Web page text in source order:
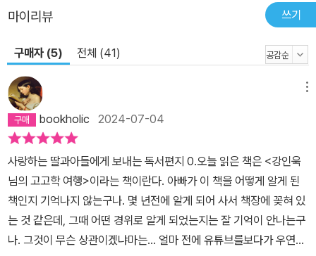
고고학자들로 기억할까. 나로서는 더는 중도나 4대강 같은 발굴의 역
받아들임으로써 인류는 보다 지혜로운 존재로 거듭날 수 있다. 이제
껏 보지도 듣지도 못했던 새롭고 진귀한 유물들이 전해주는 강하고
울림 있는 메시지로 가득한 이 책은 독자들을 새로운 인문학의 세계
로 안내한다. 교양으로 읽어야 할 즐거운 고고학. 삶은 하나의 여행이
며, 고고학은 그 여행을 유쾌하게 해줄 벗이다! 고고학을 공부하려고
관련 책을 펼쳤다가 고리타분하거나 마냥 어렵게만 느껴졌던 적이 있
을 것이다. 구석기시대가 언제 시작되었고, 신석기시대부터 빗살무늬
토기를 사용했고, 청동기시대부터 세형동검을 사용했는지가 대체 왜
중요한 걸까. 실제로 첨단과학이 발전하면서 기존의 고고학적 결과들
이 뒤집히거나 새로운 유물의 발견으로 인해 견고하게 유지되던 학설
이 전혀 다른 것으로 대체되는 경우가 종종 있다. 그래서 고고학에서
마이리뷰 쓰기
구매자 (5) 전체 (41)
bookholic 2024-07-04
사랑하는 딸과아들에게 보내는 독서편지 0.오늘 읽은 책은 <강인욱
님의 고고학 여행>이라는 책이란다. 아빠가 이 책을 어떻게 알게 된
책인지 기억나지 않는구나. 몇 년전에 알게 되어 사서 책장에 꽂혀 있
는 것 같은데, 그때 어떤 경위로 알게 되었는지는 잘 기억이 안나는구
나. 그것이 무슨 상관이겠냐마는… 얼마 전에 유튜브를보다가 우연히